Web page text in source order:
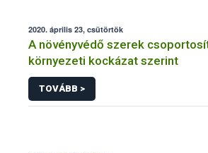
2020. április 23, csütörtök
A növényvédő szerek
környezeti kockázat szerint
TOVÁBB >